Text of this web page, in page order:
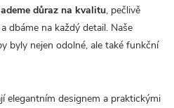
důraz na kvalitu, pečlivě
dbáme na každý detail. Naše
byly nejen odolné, ale také funkční
elegantním designem a praktickými